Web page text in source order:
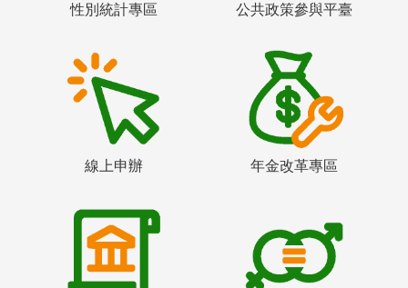
性別統計專區 公共政策參與平臺
線上申辦 年金改革專區